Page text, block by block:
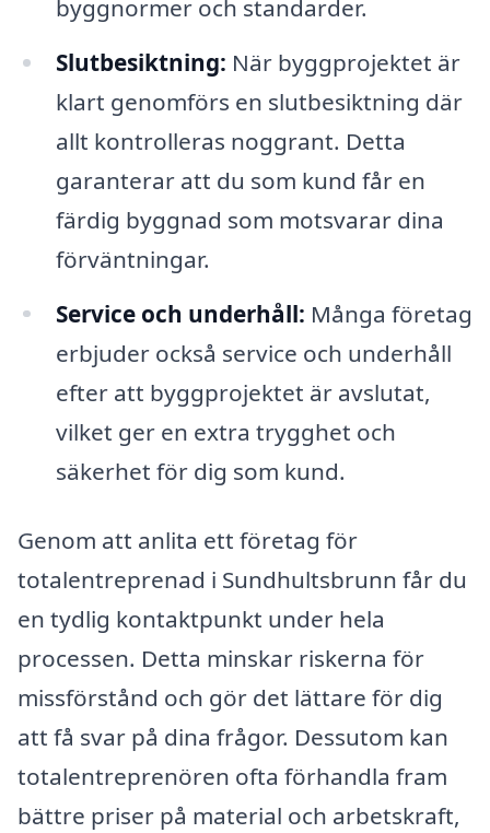
byggnormer och standarder.
Slutbesiktning: När byggprojektet är
klart genomförs en slutbesiktning där
allt kontrolleras noggrant. Detta
garanterar att du som kund får en
färdig byggnad som motsvarar dina
förväntningar.
Service och underhåll: Många företag
erbjuder också service och underhåll
efter att byggprojektet är avslutat,
vilket ger en extra trygghet och
säkerhet för dig som kund.
Genom att anlita ett företag för
totalentreprenad i Sundhultsbrunn får du
en tydlig kontaktpunkt under hela
processen. Detta minskar riskerna för
missförstånd och gör det lättare för dig
att få svar på dina frågor. Dessutom kan
totalentreprenören ofta förhandla fram
bättre priser på material och arbetskraft,